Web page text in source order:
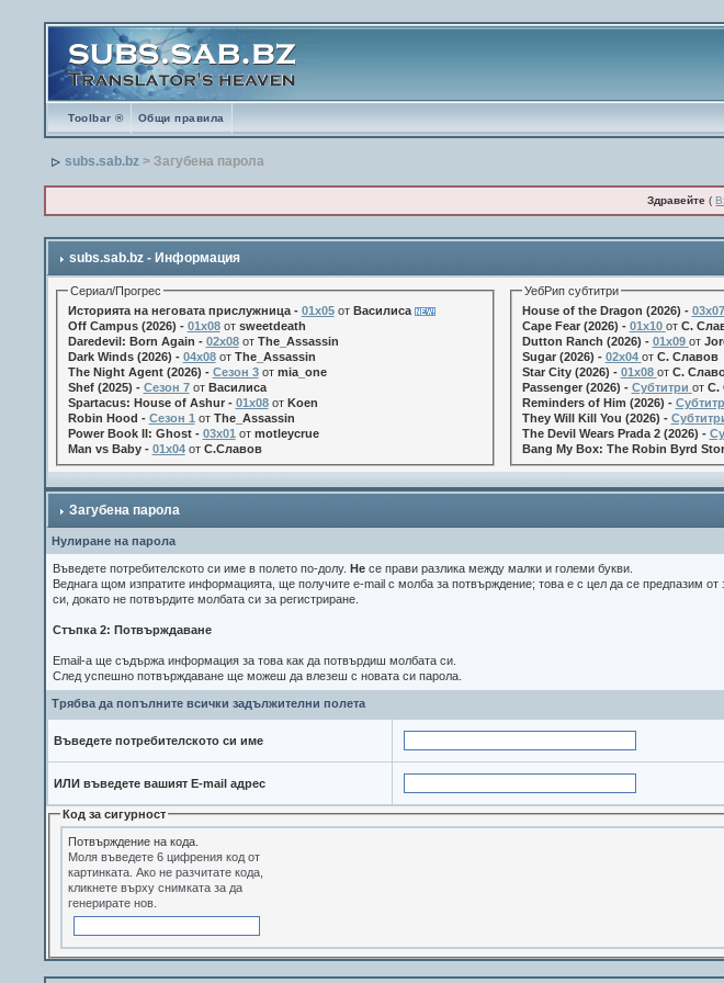
Toolbar ® Общи правила
subs.sab.bz > Загубена парола
Здравейте (
subs.sab.bz - Информация
Сериал/Прогрес
Историята на неговата прислужница - 01х05от Василиса
Off Campus (2026) - 01x08от sweetdeath
Daredevil: Born Again - 02x08от The_Assassin
Dark Winds (2026) - 04x08от The_Assassin
The Night Agent (2026) - Сезон 3от mia_one
Shef (2025) - Сезон 7от Василиса
Spartacus: House of Ashur - 01x08от Koen
Robin Hood - Сезон 1 от The_Assassin
Power Book II: Ghost - 03x01 от motleycrue
Man vs Baby - 01x04от С.Славов
УебРип субтитри
House of the Dragon (2026) - 03x07
Cape Fear (2026) - 01x10 от С.
Dutton Ranch (2026) - 01x09 от
Sugar (2026) - 02x04 от С. Славов
Star City (2026) - 01x08 от С.
Passenger (2026) - Субтитри от С.
Reminders of Him (2026) -
They Will Kill You (2026) -
The Devil Wears Prada 2 (2026) -
Bang My Box: The Robin Byrd
Загубена парола
Нулиране на парола
Въведете потребителското си име в полето по-долу.Не се прави разлика между малки и големи букви.
Веднага щом изпратите информацията, ще получите e-mail с молба за потвърждение; това е с цел да се предпазим
си, докато не потвърдите молбата си за регистриране.
Стъпка 2: Потвърждаване
Email-a ще съдържа информация за това как да потвърдиш молбата си.
След успешно потвърждаване ще можеш да влезеш с новата си парола.
Трябва да попълните всички задължителни полета
Въведете потребителското си име
ИЛИ въведете вашият Е-mail адрес
Код за сигурност
Потвърждение на кода.
Моля въведете 6 цифрения код от
картинката. Ако не разчитате кода,
кликнете върху снимката за да
генерирате нов.